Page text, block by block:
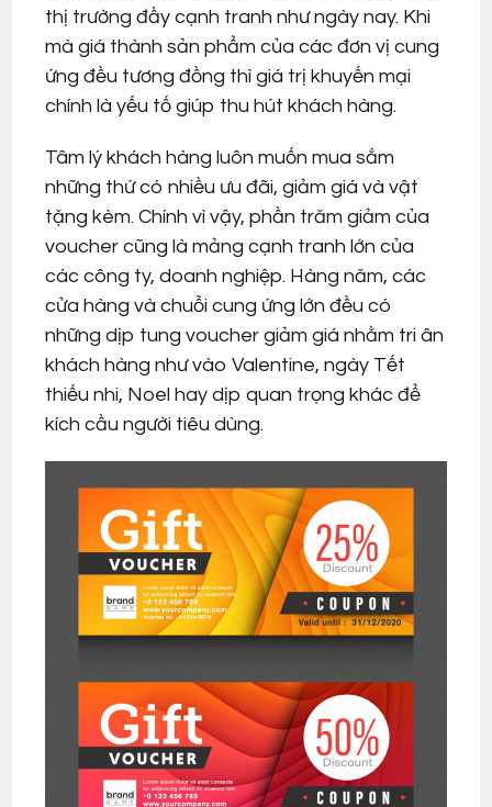
thị trường đầy cạnh tranh như ngày nay. Khi
mà giá thành sản phẩm của các đơn vị cung
ứng đều tương đồng thì giá trị khuyến mại
chính là yếu tố giúp thu hút khách hàng.
Tâm lý khách hàng luôn muốn mua sắm
những thứ có nhiều ưu đãi, giảm giá và vật
tặng kèm. Chính vì vậy, phần trăm giảm của
voucher cũng là mảng cạnh tranh lớn của
các công ty, doanh nghiệp. Hàng năm, các
cửa hàng và chuỗi cung ứng lớn đều có
những dịp tung voucher giảm giá nhằm tri ân
khách hàng như vào Valentine, ngày Tết
thiếu nhi, Noel hay dịp quan trọng khác để
kích cầu người tiêu dùng.